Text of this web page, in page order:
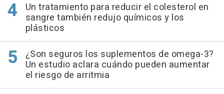
Un tratamiento para reducir el colesterol en
sangre también redujo químicos y los
plásticos
¿Son seguros los suplementos de omega-3?
Un estudio aclara cuándo pueden aumentar
el riesgo de arritmia